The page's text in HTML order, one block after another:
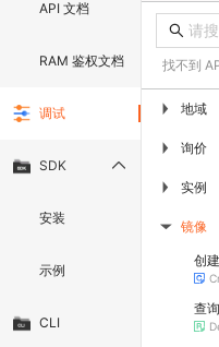
API 文档
RAM 鉴权文档
调试
SDK
安装
示例
CLI
找不到
▶ 地域
▶ 询价
▶ 实例
▶ 镜像
创
查